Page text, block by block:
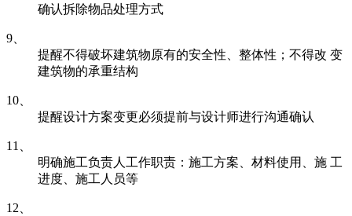
确认拆除物品处理方式
9、
提醒不得破坏建筑物原有的安全性、整体性；不得改 变
建筑物的承重结构
10、
提醒设计方案变更必须提前与设计师进行沟通确认
11、
明确施工负责人工作职责：施工方案、材料使用、施 工
进度、施工人员等
12、